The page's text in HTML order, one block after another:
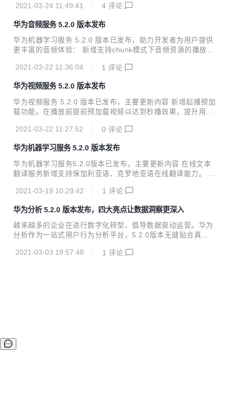
径，了解用户的App使用习惯，寻找最优转化路径。 详细版本
查看新特性介绍。
2021-03-24 11:49:41 4 评论
华为音频服务 5.2.0 版本发布
华为机器学习服务 5.2.0 版本已发布，助力开发者为用户提供
更丰富的音频体验： 新增支持chunk模式下音频资源的播放，
在APK内的音频文件，可广泛应用于播放特殊音效、背景音乐
2021-03-22 11:36:04 1 评论
华为视频服务 5.2.0 版本发布
华为视频服务 5.2.0 版本已发布，主要更新内容 新增起播预加
载功能。在播放前提前预加载视频以达到秒播效果，提升用户
应用于教育等直播领域。 支持视频内嵌多音轨、多字幕切换。
2021-03-22 11:27:52 0 评论
华为机器学习服务 5.2.0 版本发布
华为机器学习服务5.2.0版本已发布，主要更新内容 在线文本
翻译服务新增支持保加利亚语、克罗地亚语在线翻译能力。 离
种检测能力。 实时语音识别服务、音频文件转写服务、实时语
持头发区域的识别。 详细版本更新说明可查看新特性介绍
2021-03-19 10:29:42 1 评论
华为分析 5.2.0 版本发布，四大亮点让数据洞察更深入
越来越多的企业在进行数字化转型、倡导数据驱动运营。华为
分析作为一站式用户行为分析平台，5.2.0版本无缝贴合真实
企业提供数据采集、数据管理、数据分析、数据应用的一体化
2021-03-03 19:57:48 1 评论